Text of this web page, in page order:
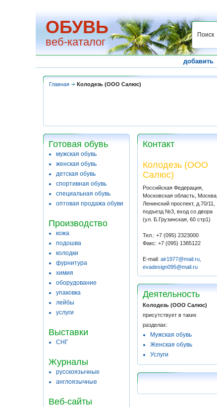
ОБУВЬ
веб-каталог
Поиск
добавить
Главная Колодезь (ООО Салюс)
Готовая обувь
мужская обувь
женская обувь
детская обувь
спортивная обувь
специальная обувь
оптовая продажа обуви
Производство
кожа
подошва
колодки
фурнитура
химия
оборудование
упаковка
лейбы
услуги
Выставки
СНГ
Журналы
русскоязычные
англоязычные
Веб-сайты
Контакт
Колодезь (ООО
Салюс)
Российская Федерация,
Московская область, Москва,
Ленинский проспект, д.70/11,
подъезд №3, вход со двора
(ул. Б.Грузинская, 60 стр1)
Тел.: +7 (095) 2323000
Факс: +7 (095) 1385122
E-mail: air1977@mail.ru,
evadesign095@mail.ru
Деятельность
Колодезь (ООО Салюс)
присутствует в таких
разделах:
Мужская обувь
Женская обувь
Услуги